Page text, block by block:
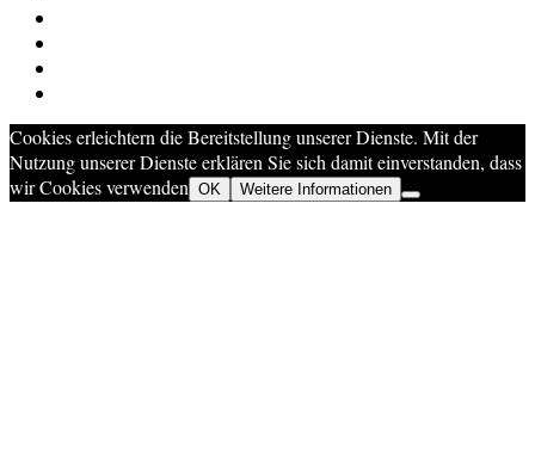
Cookies erleichtern die Bereitstellung unserer Dienste. Mit der
Nutzung unserer Dienste erklären Sie sich damit einverstanden, dass
wir Cookies verwenden OK Weitere Informationen